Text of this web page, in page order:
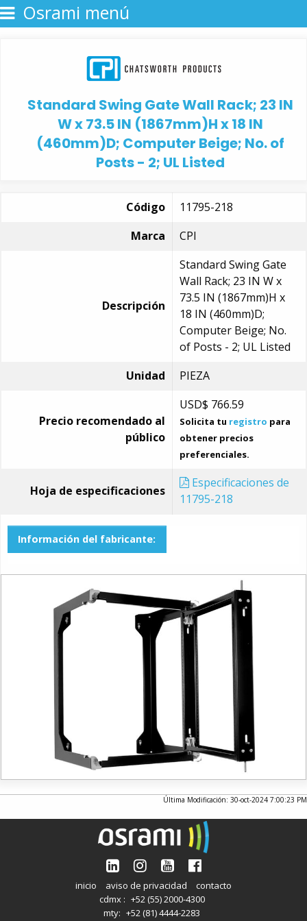
Osrami menú
Standard Swing Gate Wall Rack; 23 IN
W x 73.5 IN (1867mm)H x 18 IN
(460mm)D; Computer Beige; No. of
Posts - 2; UL Listed
Código
11795-218
Marca
CPI
Descripción
Standard Swing Gate
Wall Rack; 23 IN W x
73.5 IN (1867mm)H x
18 IN (460mm)D;
Computer Beige; No.
of Posts - 2; UL Listed
Unidad
PIEZA
Precio recomendado al
público
USD$ 766.59
Solicita tu registro para
obtener precios
preferenciales.
Hoja de especificaciones
Especificaciones de
11795-218
Información del fabricante:
Última Modificación: 30-oct-2024 7:00:23 PM
inicio aviso de privacidad
contacto
cdmx : +52 (55) 2000-4300
mty: +52 (81) 4444-2283